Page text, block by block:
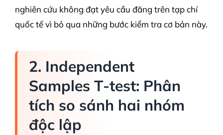
nghiên cứu không đạt yêu cầu đăng trên tạp chí
quốc tế vì bỏ qua những bước kiểm tra cơ bản này.
2. Independent
Samples T-test: Phân
tích so sánh hai nhóm
độc lập